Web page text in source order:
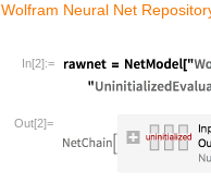
Wolfram Neural Net
In[2]:=
Out[2]=